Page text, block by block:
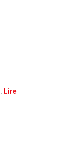
Lire